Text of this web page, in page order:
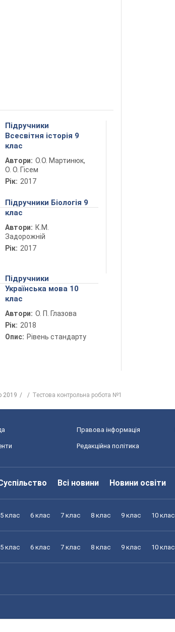
Підручники
Всесвітня історія 9
клас
Автори: О.О. Мартинюк,
О. О. Гісем
Рік: 2017
Підручники Біологія 9
клас
Автори: К.М.
Задорожній
Рік: 2017
Підручники
Українська мова 10
клас
Автори: О. П. Глазова
Рік: 2018
Опис: Рівень стандарту
2019 Тестова контрольна робота №1
Правова інформація
Редакційна політика
Всі новини Новини освіти
5 клас 6 клас 7 клас 8 клас 9 клас 10 клас
5 клас 6 клас 7 клас 8 клас 9 клас 10 клас